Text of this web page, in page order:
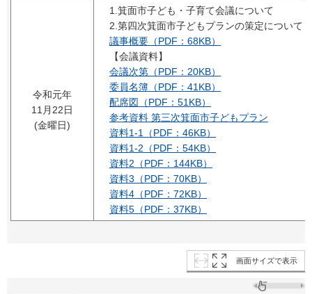
令和元年
11月22日
(金曜日)
1.箕面市子ども・子育て会議について
2.第四次箕面市子どもプランの策定について
議事概要（PDF：68KB）
【会議資料】
会議次第（PDF：20KB）
委員名簿（PDF：41KB）
配席図（PDF：51KB）
参考資料 第三次箕面市子どもプラン
資料1-1（PDF：46KB）
資料1-2（PDF：54KB）
資料2（PDF：144KB）
資料3（PDF：70KB）
資料4（PDF：72KB）
資料5（PDF：37KB）
画面サイズで表示